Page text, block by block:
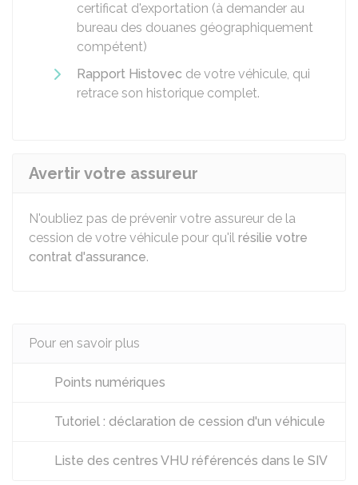
certificat d'exportation (à demander au
bureau des douanes géographiquement
compétent)
Rapport Histovec de votre véhicule, qui
retrace son historique complet.
Avertir votre assureur
N'oubliez pas de prévenir votre assureur de la
cession de votre véhicule pour qu'il résilie votre
contrat d'assurance.
Pour en savoir plus
Points numériques
Tutoriel : déclaration de cession d'un véhicule
Liste des centres VHU référencés dans le SIV